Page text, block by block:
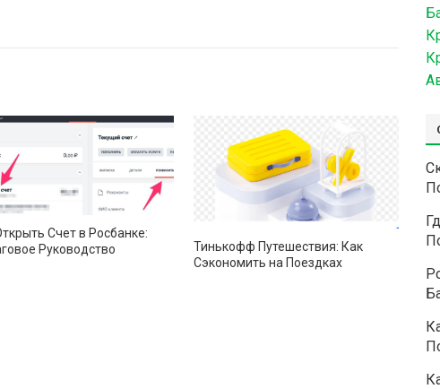
Счет в Росбанке:
Руководство
Тинькофф Путешествия: Как
Сэкономить на Поездках